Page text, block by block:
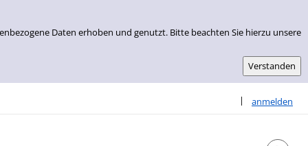
Daten erhoben und genutzt. Bitte beachten Sie hierzu unsere
| anmelden
Sprache